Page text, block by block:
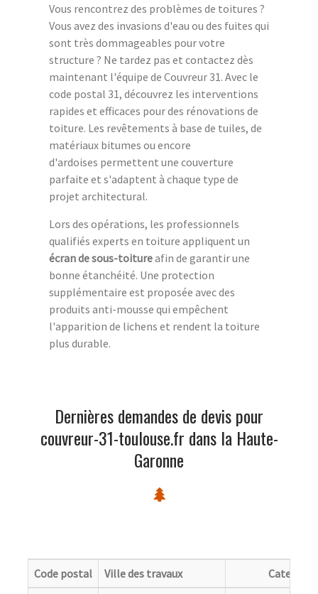
Vous rencontrez des problèmes de toitures ?
Vous avez des invasions d'eau ou des fuites qui
sont très dommageables pour votre
structure ? Ne tardez pas et contactez dès
maintenant l'équipe de Couvreur 31. Avec le
code postal 31, découvrez les interventions
rapides et efficaces pour des rénovations de
toiture. Les revêtements à base de tuiles, de
matériaux bitumes ou encore
d'ardoises permettent une couverture
parfaite et s'adaptent à chaque type de
projet architectural.
Lors des opérations, les professionnels
qualifiés experts en toiture appliquent un
écran de sous-toitureafin de garantir une
bonne étanchéité. Une protection
supplémentaire est proposée avec des
produits anti-mousse qui empêchent
l'apparition de lichens et rendent la toiture
plus durable.
Dernières demandes de devis pour
couvreur-31-toulouse.fr dans la Haute-
Garonne
Code postal Ville des travaux
Categorie